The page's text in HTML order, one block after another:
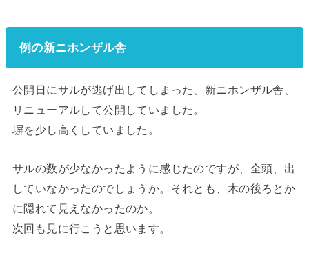
例の新ニホンザル舎
公開日にサルが逃げ出してしまった、新ニホンザル舎、
リニューアルして公開していました。
塀を少し高くしていました。
サルの数が少なかったように感じたのですが、全頭、出
していなかったのでしょうか。それとも、木の後ろとか
に隠れて見えなかったのか。
次回も見に行こうと思います。